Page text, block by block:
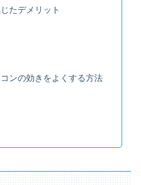
たデメリット
ンの効きをよくする方法